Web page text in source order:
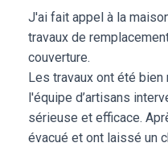
J'ai fait appel à la
travaux de
couverture.
Les travaux ont été
l'équipe d’artisans
sérieuse et efficace.
évacué et ont laissé un